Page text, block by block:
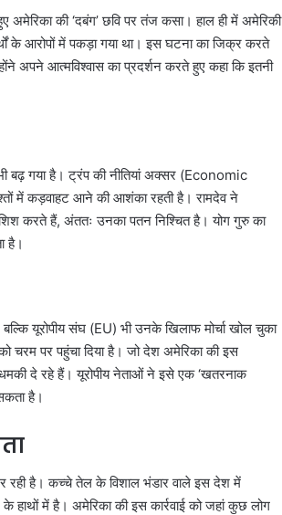
अमेरिका की ‘दबंग’ छवि पर तंज कसा। हाल ही में अमेरिकी
के आरोपों में पकड़ा गया था। इस घटना का जिक्र करते
अपने आत्मविश्वास का प्रदर्शन करते हुए कहा कि इतनी
बढ़ गया है। ट्रंप की नीतियां अक्सर (Economic
में कड़वाहट आने की आशंका रहती है। रामदेव ने
करते हैं, अंततः उनका पतन निश्चित है। योग गुरु का
है।
यूरोपीय संघ (EU) भी उनके खिलाफ मोर्चा खोल चुका
पर पहुंचा दिया है। जो देश अमेरिका की इस
दे रहे हैं। यूरोपीय नेताओं ने इसे एक ‘खतरनाक
है।
रही है। कच्चे तेल के विशाल भंडार वाले इस देश में
हाथों में है। अमेरिका की इस कार्रवाई को जहां कुछ लोग